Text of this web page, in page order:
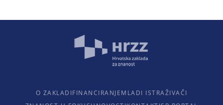
O ZAKLADIFINANCIRANJEMLADI ISTRAŽIVAČI